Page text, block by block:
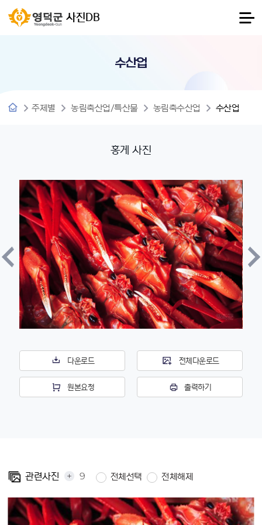
사진DB
수산업
주제별 농림축산업/특산물 농림축수산업 수산업
홍게 사진
다운로드 전체다운로드
원본요청 출력하기
관련사진 + 9 전체선택 전체해제